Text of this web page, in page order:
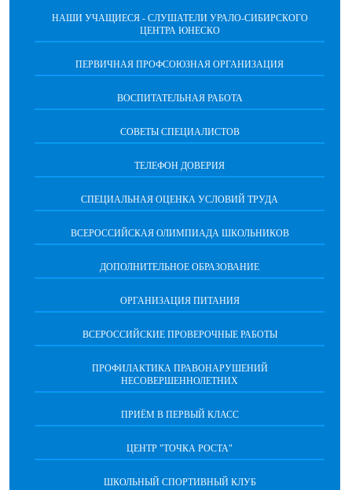
НАШИ УЧАЩИЕСЯ - СЛУШАТЕЛИ УРАЛО-СИБИРСКОГО
ЦЕНТРА ЮНЕСКО
ПЕРВИЧНАЯ ПРОФСОЮЗНАЯ ОРГАНИЗАЦИЯ
ВОСПИТАТЕЛЬНАЯ РАБОТА
СОВЕТЫ СПЕЦИАЛИСТОВ
ТЕЛЕФОН ДОВЕРИЯ
СПЕЦИАЛЬНАЯ ОЦЕНКА УСЛОВИЙ ТРУДА
ВСЕРОССИЙСКАЯ ОЛИМПИАДА ШКОЛЬНИКОВ
ДОПОЛНИТЕЛЬНОЕ ОБРАЗОВАНИЕ
ОРГАНИЗАЦИЯ ПИТАНИЯ
ВСЕРОССИЙСКИЕ ПРОВЕРОЧНЫЕ РАБОТЫ
ПРОФИЛАКТИКА ПРАВОНАРУШЕНИЙ
НЕСОВЕРШЕННОЛЕТНИХ
ПРИЁМ В ПЕРВЫЙ КЛАСС
ЦЕНТР "ТОЧКА РОСТА"
ШКОЛЬНЫЙ СПОРТИВНЫЙ КЛУБ